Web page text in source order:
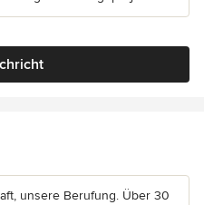
unsere Berufung. Über 30